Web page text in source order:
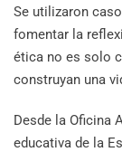
Se utilizaron
fomentar la
ética no es solo
construyan una
Desde la Oficina
educativa de la